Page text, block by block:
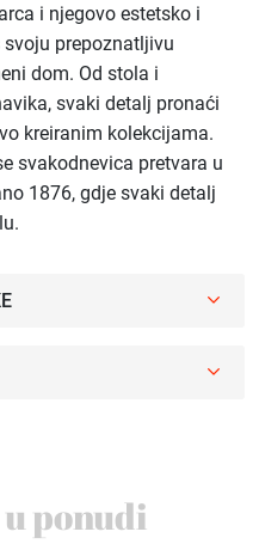
i njegovo estetsko i
prepoznatljivu
dom. Od stola i
svaki detalj pronaći
kreiranim kolekcijama.
svakodnevica pretvara u
1876, gdje svaki detalj
ponudi